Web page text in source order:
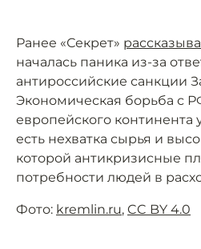
Ранее «Секрет»
началась паника из-за
антироссийские санкции
Экономическая борьба с
европейского континента
есть нехватка сырья и
которой антикризисные
потребности людей в
Фото: kremlin.ru, CC BY 4.0